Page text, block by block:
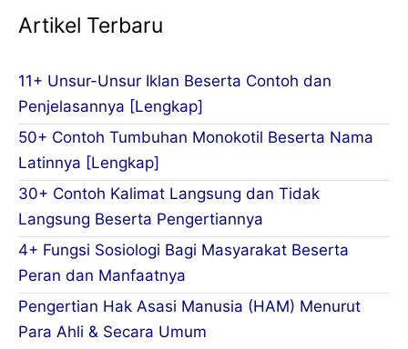
Artikel Terbaru
11+ Unsur-Unsur Iklan Beserta Contoh dan
Penjelasannya [Lengkap]
50+ Contoh Tumbuhan Monokotil Beserta Nama
Latinnya [Lengkap]
30+ Contoh Kalimat Langsung dan Tidak
Langsung Beserta Pengertiannya
4+ Fungsi Sosiologi Bagi Masyarakat Beserta
Peran dan Manfaatnya
Pengertian Hak Asasi Manusia (HAM) Menurut
Para Ahli & Secara Umum